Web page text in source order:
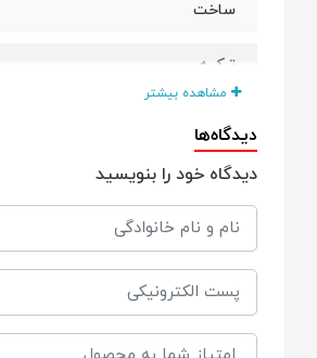
ساخت
ترکیه
سایر ویژگی ها
ضدباکتری و قارچ و ضدعفونی کننده
مناسب برای
از بدو تولد
برند
مشاهده بیشتر
دیدگاه‌ها
دیدگاه خود را بنویسید